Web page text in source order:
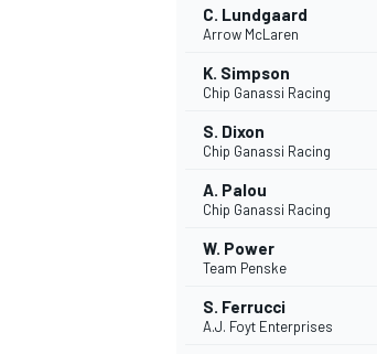
NASCAR CUP
C. Lundgaard
Arrow McLaren
K. Simpson
Chip Ganassi Racing
S. Dixon
Chip Ganassi Racing
A. Palou
Chip Ganassi Racing
W. Power
Team Penske
S. Ferrucci
A.J. Foyt Enterprises